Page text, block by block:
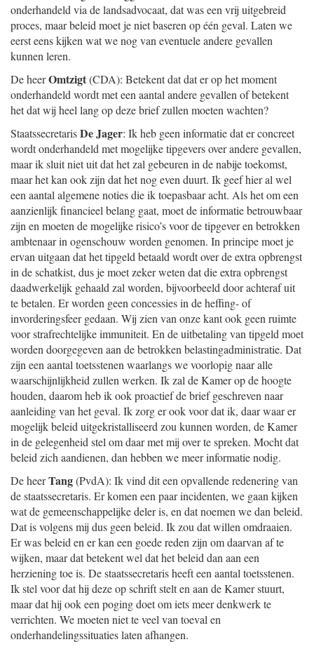
onderhandeld via de landsadvocaat, dat was een vrij uitgebreid
proces, maar beleid moet je niet baseren op één geval. Laten we
eerst eens kijken wat we nog van eventuele andere gevallen
kunnen leren.
De heerOmtzigt(CDA): Betekent dat dat er op het moment
onderhandeld wordt met een aantal andere gevallen of betekent
het dat wij heel lang op deze brief zullen moeten wachten?
StaatssecretarisDe Jager: Ik heb geen informatie dat er concreet
wordt onderhandeld met mogelijke tipgevers over andere gevallen,
maar ik sluit niet uit dat het zal gebeuren in de nabije toekomst,
maar het kan ook zijn dat het nog even duurt. Ik geef hier al wel
een aantal algemene noties die ik toepasbaar acht. Als het om een
aanzienlijk financieel belang gaat, moet de informatie betrouwbaar
zijn en moeten de mogelijke risico’s voor de tipgever en betrokken
ambtenaar in ogenschouw worden genomen. In principe moet je
ervan uitgaan dat het tipgeld betaald wordt over de extra opbrengst
in de schatkist, dus je moet zeker weten dat die extra opbrengst
daadwerkelijk gehaald zal worden, bijvoorbeeld door achteraf uit
te betalen. Er worden geen concessies in de heffing- of
invorderingsfeer gedaan. Wij zien van onze kant ook geen ruimte
voor strafrechtelijke immuniteit. En de uitbetaling van tipgeld moet
worden doorgegeven aan de betrokken belastingadministratie. Dat
zijn een aantal toetsstenen waarlangs we voorlopig naar alle
waarschijnlijkheid zullen werken. Ik zal de Kamer op de hoogte
houden, daarom heb ik ook proactief de brief geschreven naar
aanleiding van het geval. Ik zorg er ook voor dat ik, daar waar er
mogelijk beleid uitgekristalliseerd zou kunnen worden, de Kamer
in de gelegenheid stel om daar met mij over te spreken. Mocht dat
beleid zich aandienen, dan hebben we meer informatie nodig.
De heerTang(PvdA): Ik vind dit een opvallende redenering van
de staatssecretaris. Er komen een paar incidenten, we gaan kijken
wat de gemeenschappelijke deler is, en dat noemen we dan beleid.
Dat is volgens mij dus geen beleid. Ik zou dat willen omdraaien.
Er was beleid en er kan een goede reden zijn om daarvan af te
wijken, maar dat betekent wel dat het beleid dan aan een
herziening toe is. De staatssecretaris heeft een aantal toetsstenen.
Ik stel voor dat hij deze op schrift stelt en aan de Kamer stuurt,
maar dat hij ook een poging doet om iets meer denkwerk te
verrichten. We moeten niet te veel van toeval en
onderhandelingssituaties laten afhangen.